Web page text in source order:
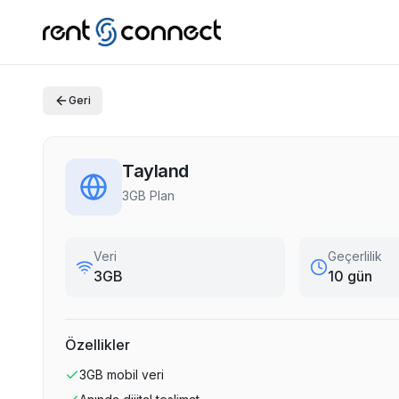
Geri
Tayland
3GB Plan
Veri
3GB
Geçerlilik
10 gün
Özellikler
3GB mobil veri